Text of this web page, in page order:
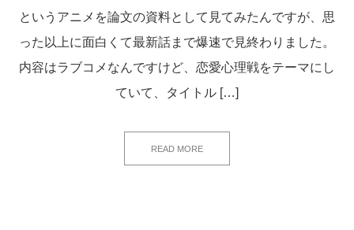
というアニメを論文の資料として見てみたんですが、思
った以上に面白くて最新話まで爆速で見終わりました。
内容はラブコメなんですけど、恋愛心理戦をテーマにし
ていて、タイトル […]
READ MORE